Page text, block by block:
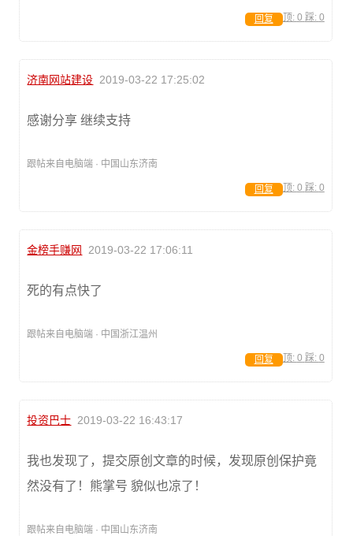
顶: 0 踩: 0
回复
济南网站建设 2019-03-22 17:25:02
感谢分享 继续支持
跟帖来自电脑端 · 中国山东济南
顶: 0 踩: 0
回复
金榜手赚网 2019-03-22 17:06:11
死的有点快了
跟帖来自电脑端 · 中国浙江温州
顶: 0 踩: 0
回复
投资巴士 2019-03-22 16:43:17
我也发现了，提交原创文章的时候，发现原创保护竟
然没有了！熊掌号 貌似也凉了！
跟帖来自电脑端 · 中国山东济南